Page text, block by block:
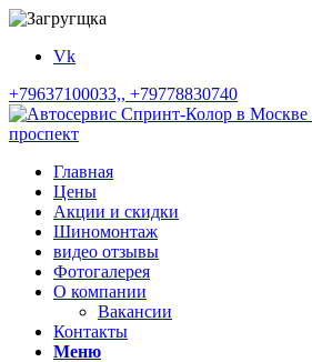
Vk
+79637100033,, +79778830740
Главная
Цены
Акции и скидки
Шиномонтаж
видео отзывы
Фотогалерея
О компании
Вакансии
Контакты
Меню